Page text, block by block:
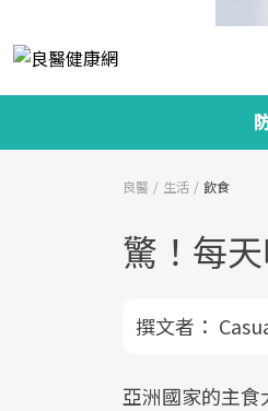
良醫 生活 飲食
驚！每
撰文者：
亞洲國家的主